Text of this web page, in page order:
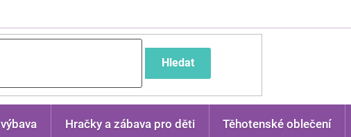
Hledat
Hračky a zábava pro děti Těhotenské oblečení